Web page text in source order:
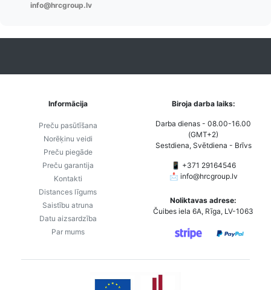
info@hrcgroup.lv
Informācija
Preču pasūtīšana
Norēķinu veidi
Preču piegāde
Preču garantija
Kontakti
Distances līgums
Saistību atruna
Datu aizsardzība
Par mums
Biroja darba laiks:
Darba dienas - 08.00-16.00
(GMT+2)
Sestdiena, Svētdiena - Brīvs
📱 +371 29164546
📩 info@hrcgroup.lv
Noliktavas adrese:
Čuibes iela 6A, Rīga, LV-1063